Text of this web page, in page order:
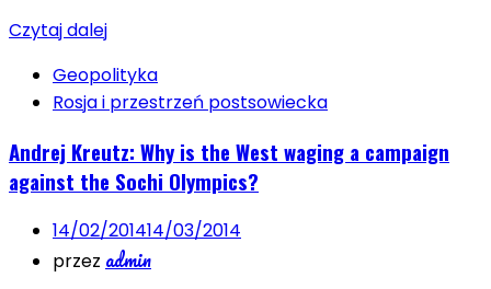
Czytaj dalej
Geopolityka
Rosja i przestrzeń postsowiecka
Andrej Kreutz: Why is the West waging a campaign
against the Sochi Olympics?
14/02/201414/03/2014
przez admin